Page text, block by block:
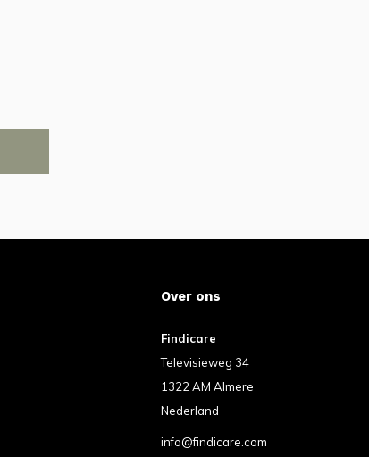
Over ons
Findicare
Televisieweg 34
1322 AM Almere
Nederland
info@findicare.com